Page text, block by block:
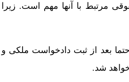
مرتبط با آنها مهم است. زیرا
بعد از ثبت دادخواست ملکی و
شد.